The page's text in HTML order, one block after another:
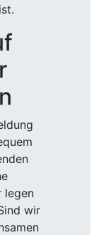
legen
wir